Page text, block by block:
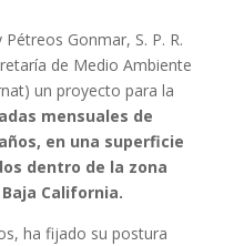
Gonmar, S. P. R.
de Medio Ambiente
un proyecto para la
mensuales de
en una superficie
dentro de la zona
California.
ha fijado su postura